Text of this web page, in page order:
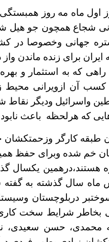
شجاع همچون جو هیل
جهانی وخصوصا در
ایران برای زنده ماندن
که به استثمار و
کسب آن ازویرانی محیط
واسرائیل ودیگر نقاط
که هرلحظه باعث
طبقه کارگر
خم شده وبرای حفظ
هستند،درهمین یکسال
دربلوچستان
بخاطر شرایط سخت کاری
محمدی، حسن سعیدی،